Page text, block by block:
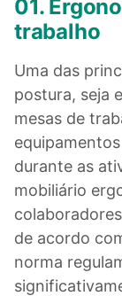
01.
trabalho
Uma das
postura, seja
mesas de
durante as
mobiliário
de acordo
norma